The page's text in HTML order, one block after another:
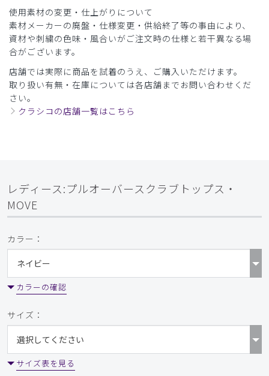
使用素材の変更・仕上がりについて
素材メーカーの廃盤・仕様変更・供給終了等の事由により、
資材や刺繍の色味・風合いがご注文時の仕様と若干異なる場
合がございます。
店舗では実際に商品を試着のうえ、ご購入いただけます。
取り扱い有無・在庫については各店舗までお問い合わせくだ
さい。
クラシコの店舗一覧はこちら
レディース:プルオーバースクラブトップス・
MOVE
カラー：
カラーの確認
サイズ：
サイズ表を見る